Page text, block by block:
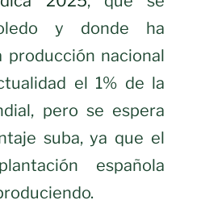
y donde ha
producción nacional
el 1% de la
pero se espera
suba, ya que el
española